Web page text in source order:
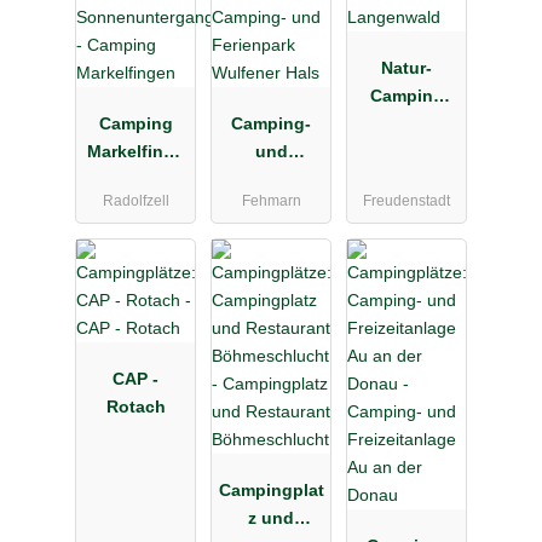
Camping
Markelfinge
Radolfzell
Camping-
und
Wulfener
Hals
Fehmarn
Natur-
Camping
Freudenstadt
CAP -
Rotach
Campingplat
z und